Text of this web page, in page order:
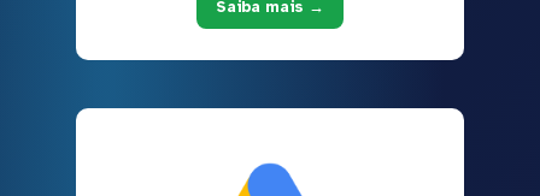
Saiba mais →